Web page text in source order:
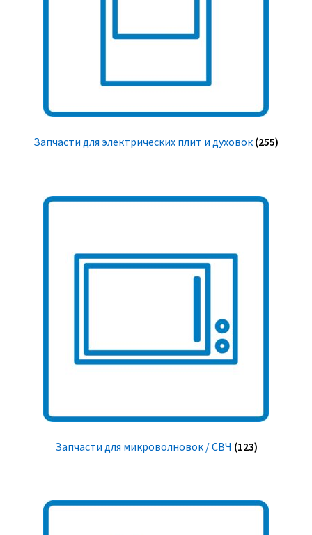
Запчасти для электрических плит и духовок (255)
Запчасти для микроволновок / СВЧ (123)